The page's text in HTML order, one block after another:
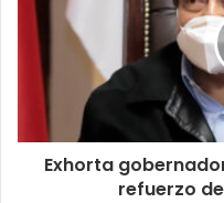
Exhorta
refuerzo